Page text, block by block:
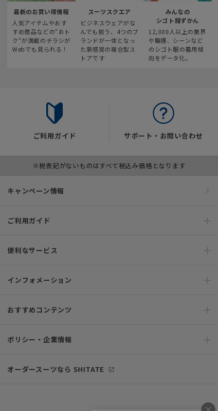
最新のお買い得情報
人気アイテムやおす
すめ商品などの“おト
ク“が満載のチラシが
Webでも見られる！
スーツスクエア
ビジネスウェアがな
んでも揃う、4つのブ
ランドが一体となっ
た新感覚の複合型ス
トアです
みんなの
シゴト服ずかん
12,000人以上の業界
や職種、シーンなど
のシゴト服の着用傾
向をデータ化。
ご利用ガイド サポート・お問い合わせ
※税表記がないものはすべて税込み価格となります
キャンペーン情報
ご利用ガイド
便利なサービス
インフォメーション
おすすめコンテンツ
ポリシー・企業情報
オーダースーツなら SHITATE